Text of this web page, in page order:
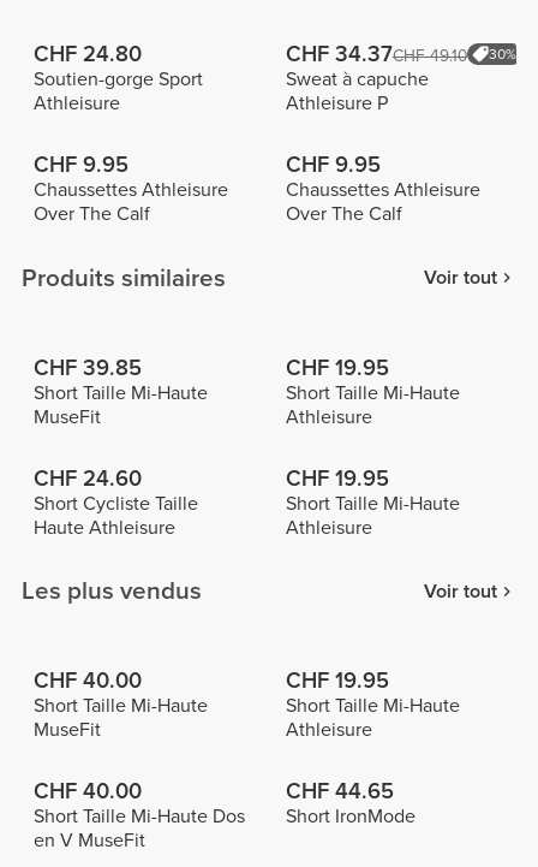
CHF 24.80
Soutien-gorge Sport
Athleisure
CHF 34.37CHF 49.10 30%
Sweat à capuche
Athleisure P
CHF 9.95
Chaussettes Athleisure
Over The Calf
CHF 9.95
Chaussettes Athleisure
Over The Calf
Produits similaires Voir tout
CHF 39.85
Short Taille Mi-Haute
MuseFit
CHF 19.95
Short Taille Mi-Haute
Athleisure
CHF 24.60
Short Cycliste Taille
Haute Athleisure
CHF 19.95
Short Taille Mi-Haute
Athleisure
Les plus vendus Voir tout
CHF 40.00
Short Taille Mi-Haute
MuseFit
CHF 19.95
Short Taille Mi-Haute
Athleisure
CHF 40.00
Short Taille Mi-Haute Dos
en V MuseFit
CHF 44.65
Short IronMode